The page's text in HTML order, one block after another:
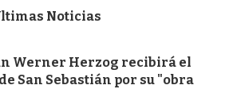
Noticias
Werner Herzog recibirá el
San Sebastián por su "obra